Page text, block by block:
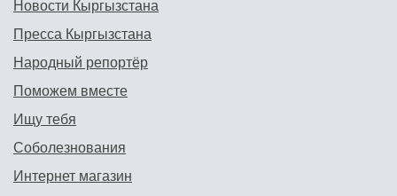
Новости Кыргызстана
Пресса Кыргызстана
Народный репортёр
Поможем вместе
Ищу тебя
Соболезнования
Интернет магазин